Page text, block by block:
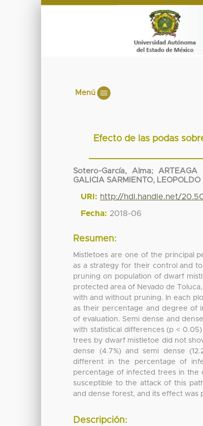
Menú
Efecto de las podas
Sotero-García, Alma; ARTEAGA
GALICIA SARMIENTO, LEOPOLDO
URI: http://hdl.handle.net/
Fecha: 2018-06
Resumen:
Mistletoes are one of the principal
as a strategy for their control and
pruning on population of dwarf
protected area of Nevado de
with and without pruning. In each
as their percentage and degree of
of evaluation. Semi dense and
with statistical differences (p <
trees by dwarf mistletoe did not
dense (4.7%) and semi dense
different in the percentage of
percentage of infected trees in the
susceptible to the attack of this
and dense forest, and its effect was
Descripción: